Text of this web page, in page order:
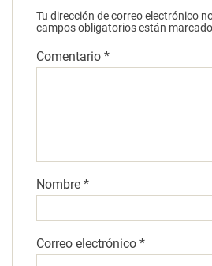
Tu dirección de correo electrónico
campos obligatorios están
Comentario *
Nombre *
Correo electrónico *